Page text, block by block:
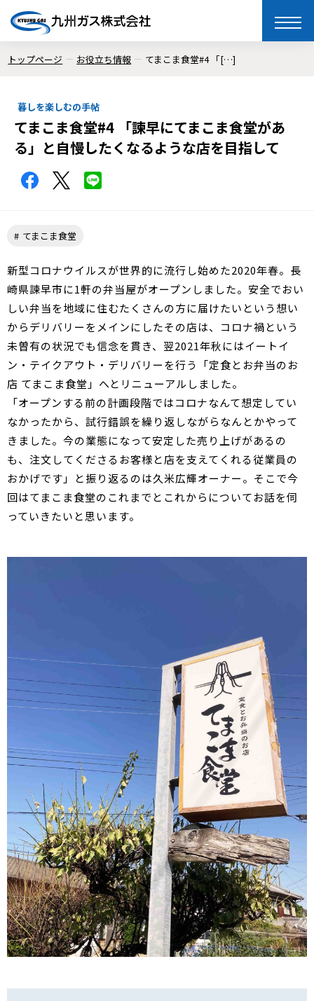
toggle
トップページ お役立ち情報 てまこま食堂#4 「[…]
暮しを楽しむの手帖
てまこま食堂#4 「諫早にてまこま食堂があ
る」と自慢したくなるような店を目指して
てまこま食堂
新型コロナウイルスが世界的に流行し始めた2020年春。長
崎県諫早市に1軒の弁当屋がオープンしました。安全でおい
しい弁当を地域に住むたくさんの方に届けたいという想い
からデリバリーをメインにしたその店は、コロナ禍という
未曽有の状況でも信念を貫き、翌2021年秋にはイートイ
ン・テイクアウト・デリバリーを行う「定食とお弁当のお
店 てまこま食堂」へとリニューアルしました。
「オープンする前の計画段階ではコロナなんて想定してい
なかったから、試行錯誤を繰り返しながらなんとかやって
きました。今の業態になって安定した売り上げがあるの
も、注文してくださるお客様と店を支えてくれる従業員の
おかげです」と振り返るのは久米広輝オーナー。そこで今
回はてまこま食堂のこれまでとこれからについてお話を伺
っていきたいと思います。